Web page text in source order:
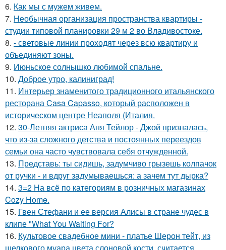
6. Как мы с мужем живем.
7. Необычная организация пространства квартиры -
студии типовой планировки 29 м 2 во Владивостоке.
8. - световые линии проходят через всю квартиру и
объединяют зоны.
9. Июньское солнышко любимой спальне.
10. Доброе утро, калиниград!
11. Интерьер знаменитого традиционного итальянского
ресторана Casa Capasso, который расположен в
историческом центре Неаполя (Италия.
12. 30-Летняя актриса Аня Тейлор - Джой призналась,
что из-за сложного детства и постоянных переездов
семьи она часто чувствовала себя отчужденной.
13. Представь: ты сидишь, задумчиво грызешь колпачок
от ручки - и вдруг задумываешься: а зачем тут дырка?
14. 3=2 На всё по категориям в розничных магазинах
Cozy Home.
15. Гвен Стефани и ее версия Алисы в стране чудес в
клипе "What You Waiting For?
16. Культовое свадебное мини - платье Шерон тейт, из